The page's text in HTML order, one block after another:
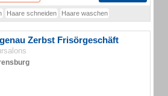
Haare schneiden Haare waschen
Zerbst Frisörgeschäft